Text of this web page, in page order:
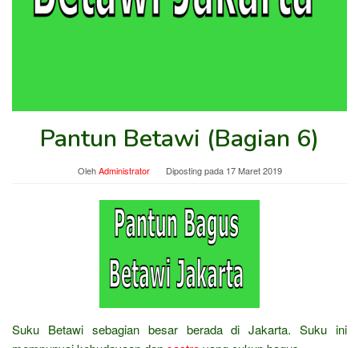
Pantun Betawi (Bagian 6)
OlehAdministrator Diposting pada 17 Maret 2019
Suku Betawi sebagian besar berada di Jakarta. Suku ini